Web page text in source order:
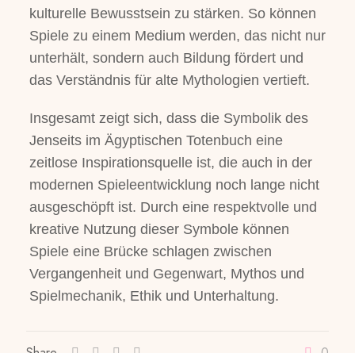
kulturelle Bewusstsein zu stärken. So können
Spiele zu einem Medium werden, das nicht nur
unterhält, sondern auch Bildung fördert und
das Verständnis für alte Mythologien vertieft.
Insgesamt zeigt sich, dass die Symbolik des
Jenseits im Ägyptischen Totenbuch eine
zeitlose Inspirationsquelle ist, die auch in der
modernen Spieleentwicklung noch lange nicht
ausgeschöpft ist. Durch eine respektvolle und
kreative Nutzung dieser Symbole können
Spiele eine Brücke schlagen zwischen
Vergangenheit und Gegenwart, Mythos und
Spielmechanik, Ethik und Unterhaltung.